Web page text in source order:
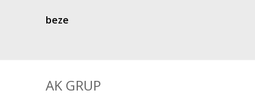
beze
AK GRUP